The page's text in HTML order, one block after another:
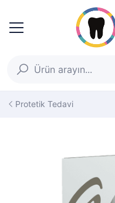
Protetik Tedavi